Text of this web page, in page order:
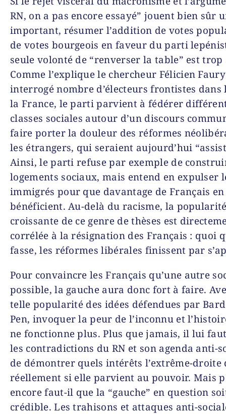
RN, on a pas encore essayé” jouent bien sûr
important, résumer l’addition de votes
de votes bourgeois en faveur du parti
seule volonté de “renverser la table” est
Comme l’explique le chercheur Félicien Faury
interrogé nombre d’électeurs frontistes dans
la France, le parti parvient à fédérer
classes sociales autour d’un discours
faire porter la douleur des réformes
les étrangers, qui seraient aujourd’hui
Ainsi, le parti refuse par exemple de
logements sociaux, mais entend en expulser
immigrés pour que davantage de Français en
bénéficient. Au-delà du racisme, la
croissante de ce genre de thèses est
corrélée à la résignation des Français : quoi
fasse, les réformes libérales finissent par
Pour convaincre les Français qu’une autre
possible, la gauche aura donc fort à faire.
telle popularité des idées défendues par
Pen, invoquer la peur de l’inconnu et
ne fonctionne plus. Plus que jamais, il lui
les contradictions du RN et son agenda anti-
de démontrer quels intérêts l’extrême-droite
réellement si elle parvient au pouvoir. Mais
encore faut-il que la “gauche” en question
crédible. Les trahisons et attaques anti-